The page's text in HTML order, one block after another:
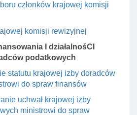
członków krajowej komisji
komisji rewizyjnej
I działalnośCI
podatkowych
statutu krajowej izby doradców
do spraw finansów
uchwał krajowej izby
ministrowi do spraw